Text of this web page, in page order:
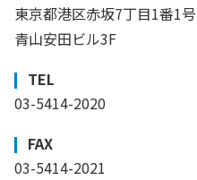
東京都港区赤坂7丁目1番1号
青山安田ビル3F
TEL
03-5414-2020
FAX
03-5414-2021